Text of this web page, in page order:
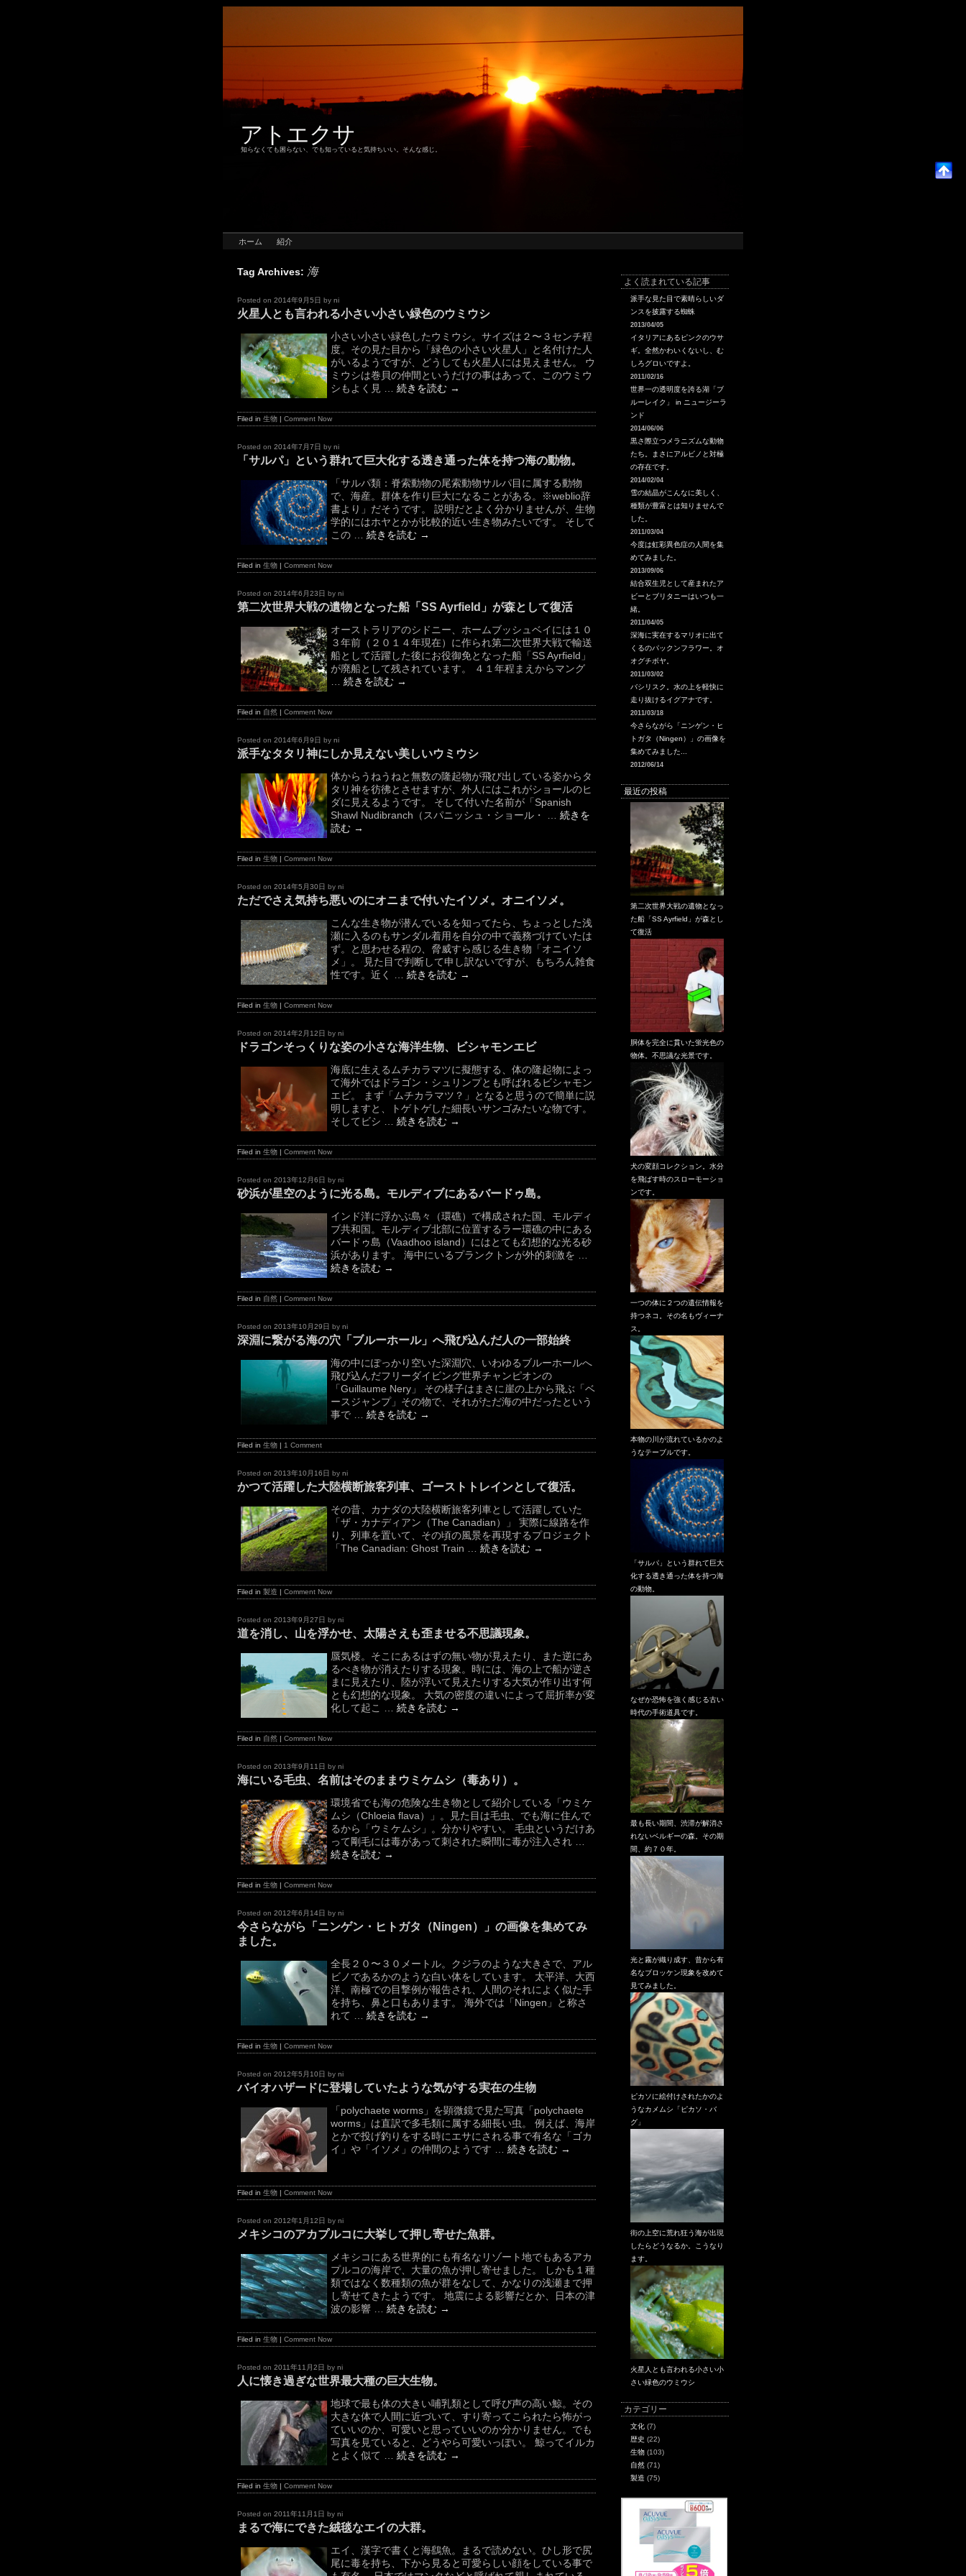
アトエクサ
知らなくても困らない、でも知っていると気持ちいい。そんな感じ。
ホーム 紹介
Tag Archives: 海
Posted on 2014年9月5日 by ni
火星人とも言われる小さい小さい緑色のウミウシ
小さい小さい緑色したウミウシ。サイズは２〜３センチ程
度。その見た目から「緑色の小さい火星人」と名付けた人
がいるようですが、どうしても火星人には見えません。 ウ
ミウシは巻貝の仲間というだけの事はあって、このウミウ
シもよく見 … 続きを読む →
Filed in 生物 | Comment Now
Posted on 2014年7月7日 by ni
「サルパ」という群れて巨大化する透き通った体を持つ海の動物。
「サルパ類：脊索動物の尾索動物サルパ目に属する動物
で、海産。群体を作り巨大になることがある。※weblio辞
書より」だそうです。 説明だとよく分かりませんが、生物
学的にはホヤとかが比較的近い生き物みたいです。 そして
この … 続きを読む →
Filed in 生物 | Comment Now
Posted on 2014年6月23日 by ni
第二次世界大戦の遺物となった船「SS Ayrfield」が森として復活
オーストラリアのシドニー、ホームブッシュベイには１０
３年前（２０１４年現在）に作られ第二次世界大戦で輸送
船として活躍した後にお役御免となった船「SS Ayrfield」
が廃船として残されています。 ４１年程まえからマング
続きを読む →
Filed in 自然 | Comment Now
Posted on 2014年6月9日 by ni
派手なタタリ神にしか見えない美しいウミウシ
体からうねうねと無数の隆起物が飛び出している姿からタ
タリ神を彷彿とさせますが、外人にはこれがショールのヒ
ダに見えるようです。 そして付いた名前が「Spanish
Shawl Nudibranch（スパニッシュ・ショール・ … 続きを
読む →
Filed in 生物 | Comment Now
Posted on 2014年5月30日 by ni
ただでさえ気持ち悪いのにオニまで付いたイソメ。オニイソメ。
こんな生き物が潜んでいるを知ってたら、ちょっとした浅
瀬に入るのもサンダル着用を自分の中で義務づけていたは
ず。と思わせる程の、脅威すら感じる生き物「オニイソ
メ」。 見た目で判断して申し訳ないですが、もちろん雑食
性です。近く … 続きを読む →
Filed in 生物 | Comment Now
Posted on 2014年2月12日 by ni
ドラゴンそっくりな姿の小さな海洋生物、ビシャモンエビ
海底に生えるムチカラマツに擬態する、体の隆起物によっ
て海外ではドラゴン・シュリンプとも呼ばれるビシャモン
エビ。 まず「ムチカラマツ？」となると思うので簡単に説
明しますと、トゲトゲした細長いサンゴみたいな物です。
そしてビシ … 続きを読む →
Filed in 生物 | Comment Now
Posted on 2013年12月6日 by ni
砂浜が星空のように光る島。モルディブにあるバードゥ島。
インド洋に浮かぶ島々（環礁）で構成された国、モルディ
ブ共和国。モルディブ北部に位置するラー環礁の中にある
バードゥ島（Vaadhoo island）にはとても幻想的な光る砂
浜があります。 海中にいるプランクトンが外的刺激を …
続きを読む →
Filed in 自然 | Comment Now
Posted on 2013年10月29日 by ni
深淵に繋がる海の穴「ブルーホール」へ飛び込んだ人の一部始終
海の中にぽっかり空いた深淵穴、いわゆるブルーホールへ
飛び込んだフリーダイビング世界チャンピオンの
「Guillaume Nery」 その様子はまさに崖の上から飛ぶ「ベ
ースジャンプ」その物で、それがただ海の中だったという
事で … 続きを読む →
Filed in 生物 | 1 Comment
Posted on 2013年10月16日 by ni
かつて活躍した大陸横断旅客列車、ゴーストトレインとして復活。
その昔、カナダの大陸横断旅客列車として活躍していた
「ザ・カナディアン（The Canadian）」 実際に線路を作
り、列車を置いて、その頃の風景を再現するプロジェクト
「The Canadian: Ghost Train … 続きを読む →
Filed in 製造 | Comment Now
Posted on 2013年9月27日 by ni
道を消し、山を浮かせ、太陽さえも歪ませる不思議現象。
蜃気楼。そこにあるはずの無い物が見えたり、また逆にあ
るべき物が消えたりする現象。時には、海の上で船が逆さ
まに見えたり、陸が浮いて見えたりする大気が作り出す何
とも幻想的な現象。 大気の密度の違いによって屈折率が変
化して起こ … 続きを読む →
Filed in 自然 | Comment Now
Posted on 2013年9月11日 by ni
海にいる毛虫、名前はそのままウミケムシ（毒あり）。
環境省でも海の危険な生き物として紹介している「ウミケ
ムシ（Chloeia flava）」。見た目は毛虫、でも海に住んで
るから「ウミケムシ」。分かりやすい。 毛虫というだけあ
って剛毛には毒があって刺された瞬間に毒が注入され …
続きを読む →
Filed in 生物 | Comment Now
Posted on 2012年6月14日 by ni
今さらながら「ニンゲン・ヒトガタ（Ningen）」の画像を集めてみ
ました。
全長２０〜３０メートル。クジラのような大きさで、アル
ビノであるかのような白い体をしています。 太平洋、大西
洋、南極での目撃例が報告され、人間のそれによく似た手
を持ち、鼻と口もあります。 海外では「Ningen」と称さ
れて … 続きを読む →
Filed in 生物 | Comment Now
Posted on 2012年5月10日 by ni
バイオハザードに登場していたような気がする実在の生物
「polychaete worms」を顕微鏡で見た写真「polychaete
worms」は直訳で多毛類に属する細長い虫。 例えば、海岸
とかで投げ釣りをする時にエサにされる事で有名な「ゴカ
イ」や「イソメ」の仲間のようです … 続きを読む →
Filed in 生物 | Comment Now
Posted on 2012年1月12日 by ni
メキシコのアカプルコに大挙して押し寄せた魚群。
メキシコにある世界的にも有名なリゾート地でもあるアカ
プルコの海岸で、大量の魚が押し寄せました。 しかも１種
類ではなく数種類の魚が群をなして、かなりの浅瀬まで押
し寄せてきたようです。 地震による影響だとか、日本の津
波の影響 … 続きを読む →
Filed in 生物 | Comment Now
Posted on 2011年11月2日 by ni
人に懐き過ぎな世界最大種の巨大生物。
地球で最も体の大きい哺乳類として呼び声の高い鯨。その
大きな体で人間に近づいて、すり寄ってこられたら怖がっ
ていいのか、可愛いと思っていいのか分かりません。でも
写真を見ていると、どうやら可愛いっぽい。 鯨ってイルカ
とよく似て … 続きを読む →
Filed in 生物 | Comment Now
Posted on 2011年11月1日 by ni
まるで海にできた絨毯なエイの大群。
エイ、漢字で書くと海鷂魚。まるで読めない。ひし形で尻
尾に毒を持ち、下から見ると可愛らしい顔をしている事で
よく読まれている記事
派手な見た目で素晴らしいダ
ンスを披露する蜘蛛
2013/04/05
イタリアにあるピンクのウサ
ギ。全然かわいくないし、む
しろグロいですよ。
2011/02/16
世界一の透明度を誇る湖「ブ
ルーレイク」 in ニュージーラ
ンド
2014/06/06
黒さ際立つメラニズムな動物
たち。まさにアルビノと対極
の存在です。
2014/02/04
雪の結晶がこんなに美しく、
種類が豊富とは知りませんで
した。
2011/03/04
今度は虹彩異色症の人間を集
めてみました。
2013/09/06
結合双生児として産まれたア
ビーとブリタニーはいつも一
緒。
2011/04/05
深海に実在するマリオに出て
くるのパックンフラワー。オ
オグチボヤ。
2011/03/02
バシリスク。水の上を軽快に
走り抜けるイグアナです。
2011/03/18
今さらながら「ニンゲン・ヒ
トガタ（Ningen）」の画像を
集めてみました...
2012/06/14
最近の投稿
第二次世界大戦の遺物となっ
た船「SS Ayrfield」が森とし
て復活
胴体を完全に貫いた蛍光色の
物体。不思議な光景です。
犬の変顔コレクション。水分
を飛ばす時のスローモーショ
ンです。
一つの体に２つの遺伝情報を
持つネコ。その名もヴィーナ
ス。
本物の川が流れているかのよ
うなテーブルです。
「サルパ」という群れて巨大
化する透き通った体を持つ海
の動物。
なぜか恐怖を強く感じる古い
時代の手術道具です。
最も長い期間、渋滞が解消さ
れないベルギーの森。その期
間、約７０年。
光と霧が織り成す、昔から有
名なブロッケン現象を改めて
見てみました。
ピカソに絵付けされたかのよ
うなカメムシ「ピカソ・バ
グ」
街の上空に荒れ狂う海が出現
したらどうなるか。こうなり
ます。
火星人とも言われる小さい小
さい緑色のウミウシ
カテゴリー
文化 (7)
歴史 (22)
生物 (103)
自然 (71)
製造 (75)